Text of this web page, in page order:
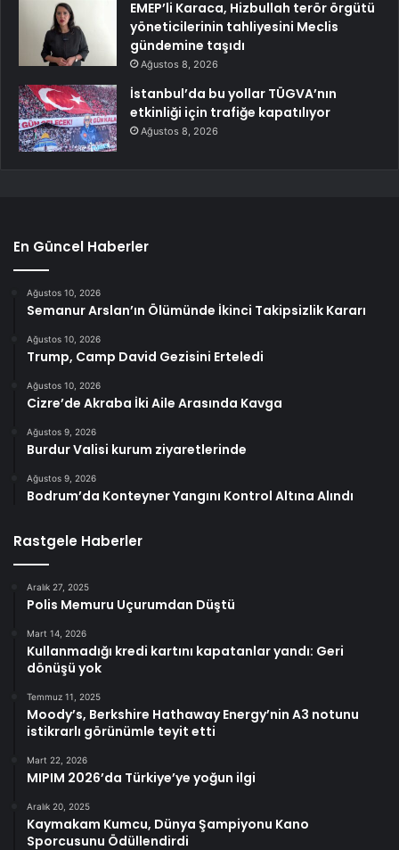
EMEP’li Karaca, Hizbullah terör örgütü
yöneticilerinin tahliyesini Meclis
gündemine taşıdı
Ağustos 8, 2026
İstanbul’da bu yollar TÜGVA’nın
etkinliği için trafiğe kapatılıyor
Ağustos 8, 2026
En Güncel Haberler
Ağustos 10, 2026
Semanur Arslan’ın Ölümünde İkinci Takipsizlik Kararı
Ağustos 10, 2026
Trump, Camp David Gezisini Erteledi
Ağustos 10, 2026
Cizre’de Akraba İki Aile Arasında Kavga
Ağustos 9, 2026
Burdur Valisi kurum ziyaretlerinde
Ağustos 9, 2026
Bodrum’da Konteyner Yangını Kontrol Altına Alındı
Rastgele Haberler
Aralık 27, 2025
Polis Memuru Uçurumdan Düştü
Mart 14, 2026
Kullanmadığı kredi kartını kapatanlar yandı: Geri
dönüşü yok
Temmuz 11, 2025
Moody’s, Berkshire Hathaway Energy’nin A3 notunu
istikrarlı görünümle teyit etti
Mart 22, 2026
MIPIM 2026’da Türkiye’ye yoğun ilgi
Aralık 20, 2025
Kaymakam Kumcu, Dünya Şampiyonu Kano
Sporcusunu Ödüllendirdi